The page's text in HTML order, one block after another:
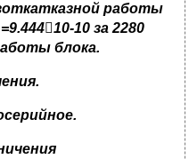
работы
9.44410-10 за 2280
блока.
.
.